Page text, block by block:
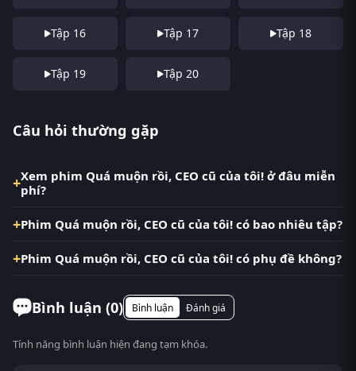
Tập 16 Tập 17 Tập 18
Tập 19 Tập 20
Câu hỏi thường gặp
Xem phim Quá muộn rồi, CEO cũ của tôi! ở đâu miễn
phí?
Phim Quá muộn rồi, CEO cũ của tôi! có bao nhiêu tập?
Phim Quá muộn rồi, CEO cũ của tôi! có phụ đề không?
Bình luận (0) Bình luận Đánh giá
Tính năng bình luận hiện đang tạm khóa.